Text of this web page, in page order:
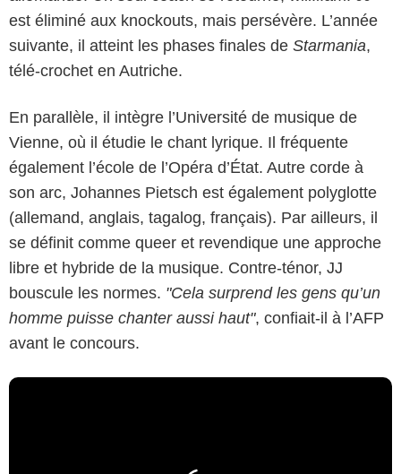
est éliminé aux knockouts, mais persévère. L’année
suivante, il atteint les phases finales de Starmania,
télé-crochet en Autriche.
En parallèle, il intègre l’Université de musique de
Vienne, où il étudie le chant lyrique. Il fréquente
également l’école de l’Opéra d’État. Autre corde à
son arc, Johannes Pietsch est également polyglotte
(allemand, anglais, tagalog, français). Par ailleurs, il
se définit comme queer et revendique une approche
libre et hybride de la musique. Contre-ténor, JJ
bouscule les normes. "Cela surprend les gens qu’un
homme puisse chanter aussi haut", confiait-il à l’AFP
avant le concours.